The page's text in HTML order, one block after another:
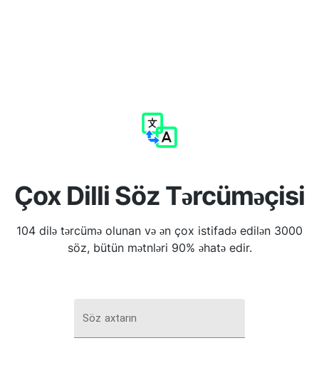
Çox Dilli Söz Tərcüməçisi
104 dilə tərcümə olunan və ən çox istifadə edilən 3000
söz, bütün mətnləri 90% əhatə edir.
Söz axtarın